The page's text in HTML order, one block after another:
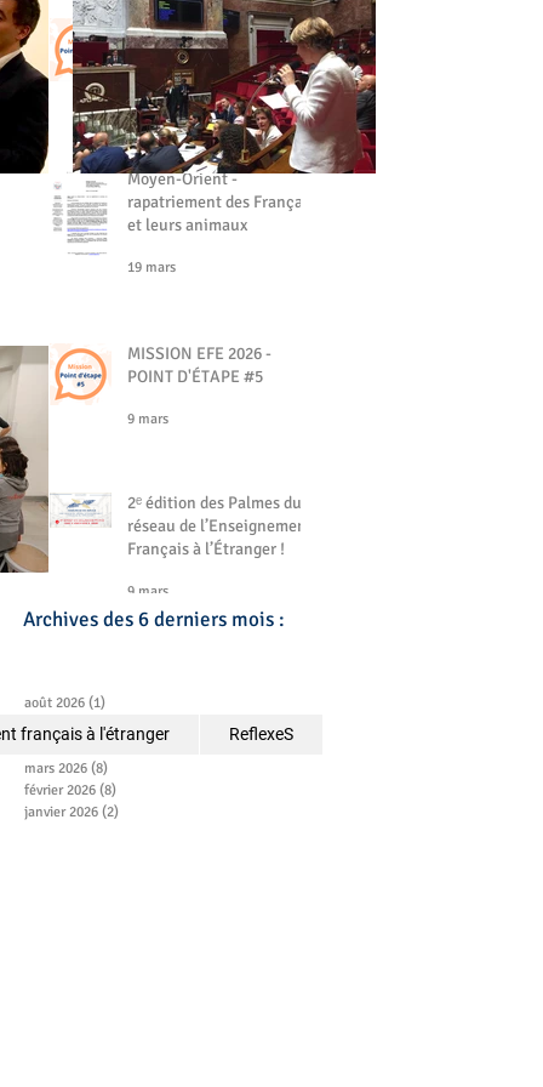
MISSION EFE - POINT
D'ÉTAPE #6
19 mars
Moyen-Orient -
rapatriement des Français
et leurs animaux
19 mars
MISSION EFE 2026 -
POINT D'ÉTAPE #5
9 mars
2ᵉ édition des Palmes du
réseau de l’Enseignement
Français à l’Étranger !
9 mars
Archives des 6 derniers mois :
août 2026 (1)
juillet 2026 (2)2 posts
avril 2026
mars 2026 (8)
février 2026 (8)
janvier 2026 (2)
français à l'étranger ReflexeS